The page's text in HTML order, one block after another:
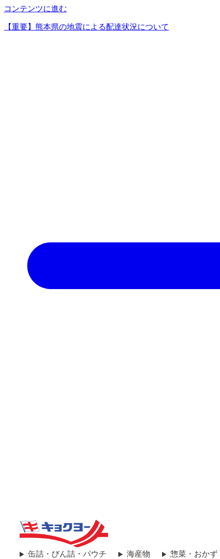
コンテンツに進む
【重要】熊本県の地震による配達状況について
缶詰・びん詰・パウチ 海産物
惣菜・おかず